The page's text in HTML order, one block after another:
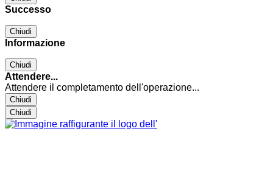
Successo
Chiudi
Informazione
Chiudi
Attendere...
Attendere il completamento dell'operazione...
Chiudi
Chiudi